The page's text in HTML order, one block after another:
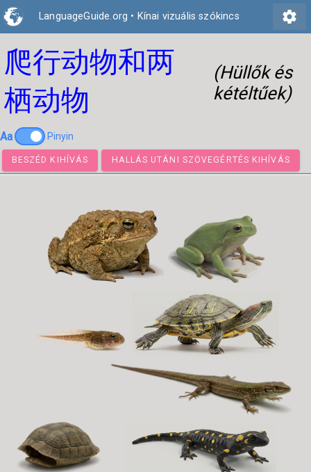
LanguageGuide.org • Kínai vizuális szókincs settings
爬行动物和两
栖动物
(Hüllők és
kétéltűek)
Aa Pinyin